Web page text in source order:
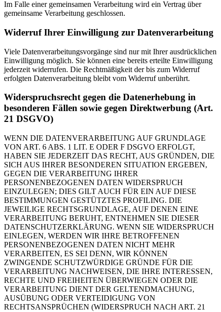
Im Falle einer gemeinsamen Verarbeitung wird ein Vertrag über
gemeinsame Verarbeitung geschlossen.
Widerruf Ihrer Einwilligung zur Datenverarbeitung
Viele Datenverarbeitungsvorgänge sind nur mit Ihrer ausdrücklichen
Einwilligung möglich. Sie können eine bereits erteilte Einwilligung
jederzeit widerrufen. Die Rechtmäßigkeit der bis zum Widerruf
erfolgten Datenverarbeitung bleibt vom Widerruf unberührt.
Widerspruchsrecht gegen die Datenerhebung in
besonderen Fällen sowie gegen Direktwerbung (Art.
21 DSGVO)
WENN DIE DATENVERARBEITUNG AUF GRUNDLAGE
VON ART. 6 ABS. 1 LIT. E ODER F DSGVO ERFOLGT,
HABEN SIE JEDERZEIT DAS RECHT, AUS GRÜNDEN, DIE
SICH AUS IHRER BESONDEREN SITUATION ERGEBEN,
GEGEN DIE VERARBEITUNG IHRER
PERSONENBEZOGENEN DATEN WIDERSPRUCH
EINZULEGEN; DIES GILT AUCH FÜR EIN AUF DIESE
BESTIMMUNGEN GESTÜTZTES PROFILING. DIE
JEWEILIGE RECHTSGRUNDLAGE, AUF DENEN EINE
VERARBEITUNG BERUHT, ENTNEHMEN SIE DIESER
DATENSCHUTZERKLÄRUNG. WENN SIE WIDERSPRUCH
EINLEGEN, WERDEN WIR IHRE BETROFFENEN
PERSONENBEZOGENEN DATEN NICHT MEHR
VERARBEITEN, ES SEI DENN, WIR KÖNNEN
ZWINGENDE SCHUTZWÜRDIGE GRÜNDE FÜR DIE
VERARBEITUNG NACHWEISEN, DIE IHRE INTERESSEN,
RECHTE UND FREIHEITEN ÜBERWIEGEN ODER DIE
VERARBEITUNG DIENT DER GELTENDMACHUNG,
AUSÜBUNG ODER VERTEIDIGUNG VON
RECHTSANSPRÜCHEN (WIDERSPRUCH NACH ART. 21